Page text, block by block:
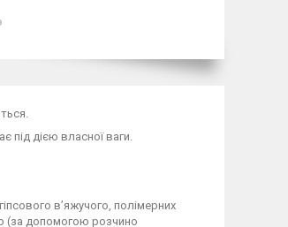
під дією власної ваги.
в’яжучого, полімерних
(за допомогою розчино